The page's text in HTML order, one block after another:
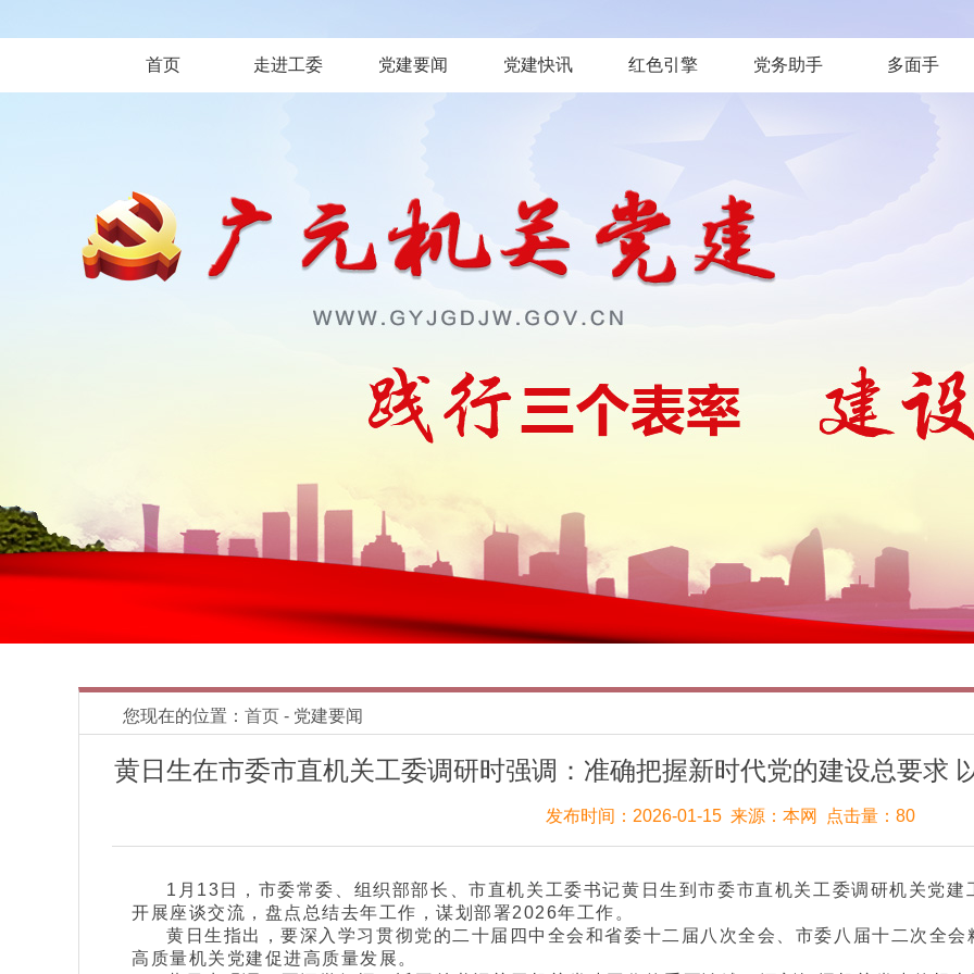
首页 走进工委 党建要闻 党建快讯 红色引擎 党务助手 多面手
您现在的位置： 首页 - 党建要闻
黄日生在市委市直机关工委调研时强调：准确把握新时代党的建设总要求
发布时间：2026-01-15 来源：本网 点击量：80
1月13日，市委常委、组织部部长、市直机关工委书记黄日生到市委市直机关工委调研机关党
开展座谈交流，盘点总结去年工作，谋划部署2026年工作。
黄日生指出，要深入学习贯彻党的二十届四中全会和省委十二届八次全会、市委八届十二次全
高质量机关党建促进高质量发展。